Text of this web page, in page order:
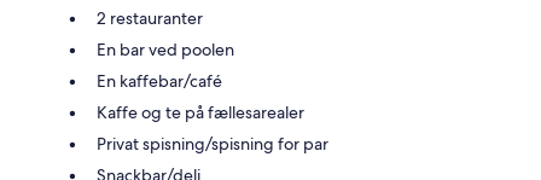
2 restauranter
En bar ved poolen
En kaffebar/café
Kaffe og te på fællesarealer
Privat spisning/spisning for par
Snackbar/deli